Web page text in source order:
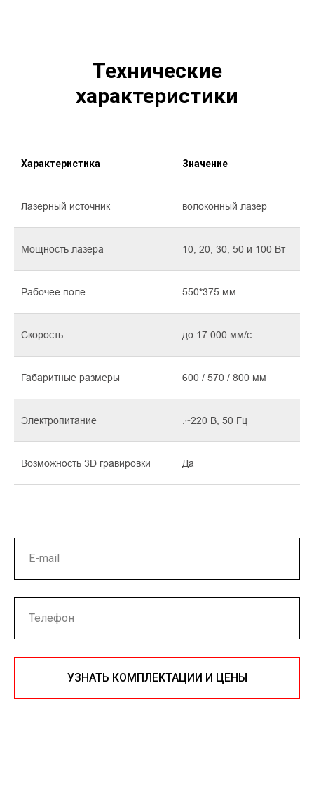
Технические
характеристики
Характеристика Значение
Лазерный источник волоконный лазер
Мощность лазера 10, 20, 30, 50 и 100 Вт
Рабочее поле 550*375 мм
Скорость до 17 000 мм/c
Габаритные размеры 600 / 570 / 800 мм
Электропитание .~220 В, 50 Гц
Возможность 3D гравировки Да
УЗНАТЬ КОМПЛЕКТАЦИИ И ЦЕНЫ